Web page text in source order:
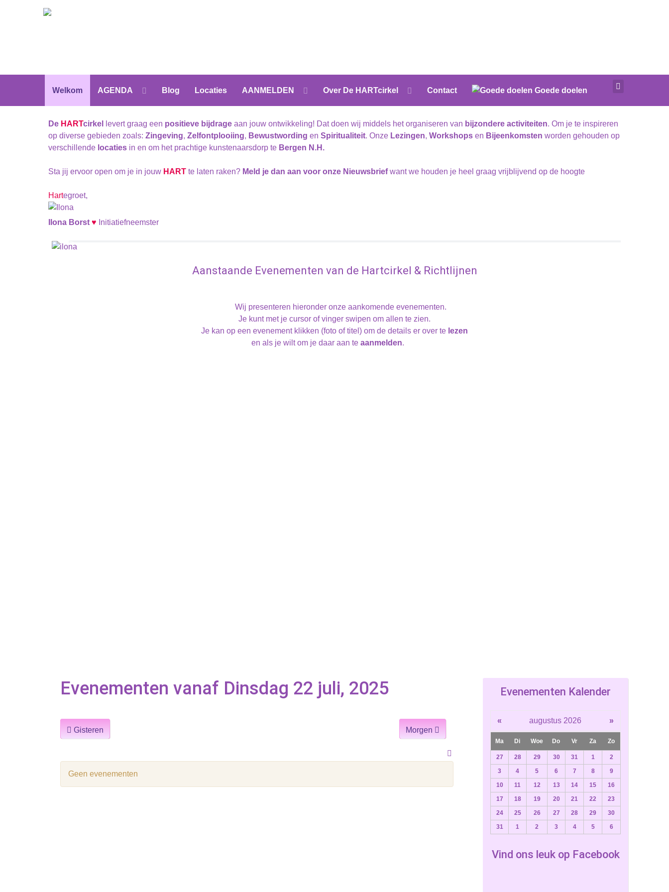
Welkom AGENDA Blog Locaties AANMELDEN Over De HARTcirkel Contact Goede doelen
De HARTcirkel levert graag een positieve bijdrage aan jouw ontwikkeling! Dat doen wij middels het organiseren van bijzondere activiteiten. Om je te inspireren
op diverse gebieden zoals: Zingeving, Zelfontplooiing, Bewustwording en Spiritualiteit. Onze Lezingen, Workshops en Bijeenkomsten worden gehouden op
verschillende locaties in en om het prachtige kunstenaarsdorp te Bergen N.H.
Sta jij ervoor open om je in jouw HART te laten raken? Meld je dan aan voor onze Nieuwsbriefwant we houden je heel graag vrijblijvend op de hoogte
Hartegroet,
Ilona Borst ♥ Initiatiefneemster
Aanstaande Evenementen van de Hartcirkel & Richtlijnen
Wij presenteren hieronder onze aankomende evenementen.
Je kunt met je cursor of vinger swipen om allen te zien.
Je kan op een evenement klikken (foto of titel) om de details er over te lezen
en als je wilt om je daar aan teaanmelden.
Evenementen vanaf Dinsdag 22 juli, 2025
Gisteren Morgen
Geen evenementen
Evenementen Kalender
« augustus 2026 »
Ma Di Woe Do Vr Za Zo
27 28 29 30 31 1
2
3
4 5 6 7 8
9
10
11 12 13 14 15
16
17
18 19 20 21 22
23
24
25 26 27 28 29
30
31
1 2 3 4 5 6
Vind ons leuk op Facebook